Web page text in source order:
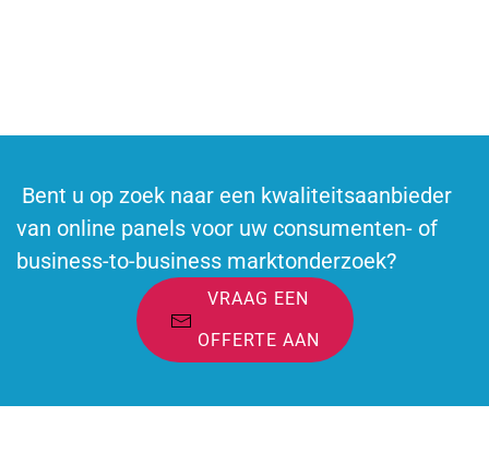
Bent u op zoek naar een kwaliteitsaanbieder
van online panels voor uw consumenten- of
business-to-business marktonderzoek?
VRAAG EEN
OFFERTE AAN